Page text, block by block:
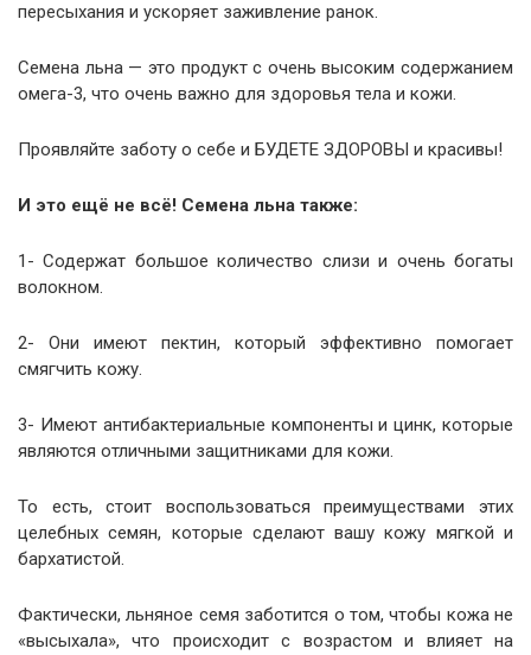
пересыхания и ускоряет заживление ранок.
Семена льна — это продукт с очень высоким содержанием
омега-3, что очень важно для здоровья тела и кожи.
Проявляйте заботу о себе и БУДЕТЕ ЗДОРОВЫ и красивы!
И это ещё не всё! Семена льна также:
1- Содержат большое количество слизи и очень богаты
волокном.
2- Они имеют пектин, который эффективно помогает
смягчить кожу.
3- Имеют антибактериальные компоненты и цинк, которые
являются отличными защитниками для кожи.
То есть, стоит воспользоваться преимуществами этих
целебных семян, которые сделают вашу кожу мягкой и
бархатистой.
Фактически, льняное семя заботится о том, чтобы кожа не
«высыхала», что происходит с возрастом и влияет на